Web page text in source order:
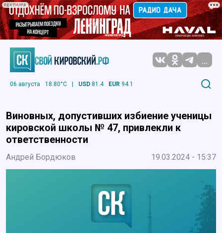
РЕКЛАМА
...
06 августа 18.80°C | USD 81.4 EUR 94.1
Виновных, допустивших избиение ученицы
кировской школы № 47, привлекли к
ответственности
Андрей Бордюков 19.03.2024 - 15:37